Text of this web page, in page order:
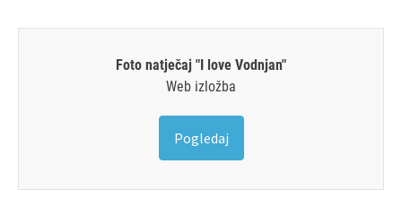
Foto natječaj "I love Vodnjan"
Web izložba
Pogledaj